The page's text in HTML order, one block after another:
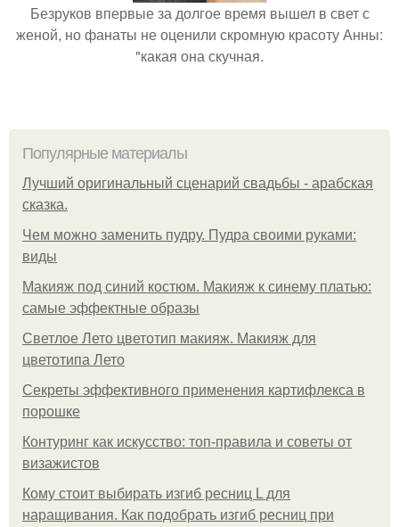
Безруков впервые за долгое время вышел в свет с
женой, но фанаты не оценили скромную красоту Анны:
"какая она скучная.
Популярные материалы
Лучший оригинальный сценарий свадьбы - арабская
сказка.
Чем можно заменить пудру. Пудра своими руками:
виды
Макияж под синий костюм. Макияж к синему платью:
самые эффектные образы
Светлое Лето цветотип макияж. Макияж для
цветотипа Лето
Секреты эффективного применения картифлекса в
порошке
Контуринг как искусство: топ-правила и советы от
визажистов
Кому стоит выбирать изгиб ресниц L для
наращивания. Как подобрать изгиб ресниц при